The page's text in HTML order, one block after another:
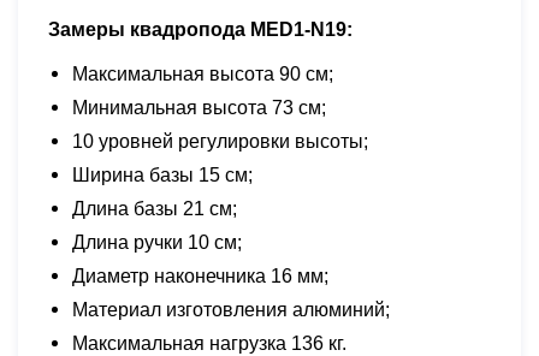
Замеры квадропода MED1-N19:
Максимальная высота 90 см;
Минимальная высота 73 см;
10 уровней регулировки высоты;
Ширина базы 15 см;
Длина базы 21 см;
Длина ручки 10 см;
Диаметр наконечника 16 мм;
Материал изготовления алюминий;
Максимальная нагрузка 136 кг.